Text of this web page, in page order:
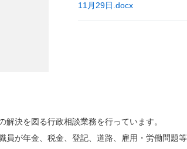
11月29日.docx
決を図る行政相談業務を行っています。
が年金、税金、登記、道路、雇用・労働問題